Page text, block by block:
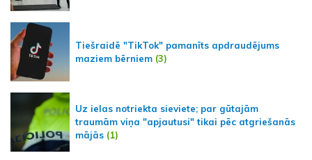
Tiešraidē "TikTok" pamanīts apdraudējums
maziem bērniem (3)
Uz ielas notriekta sieviete; par gūtajām
traumām viņa "apjautusi" tikai pēc atgriešanās
mājās (1)